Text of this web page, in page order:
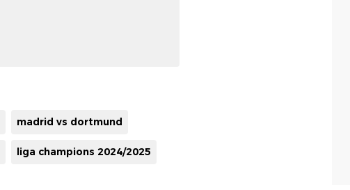
madrid vs dortmund
liga champions 2024/2025